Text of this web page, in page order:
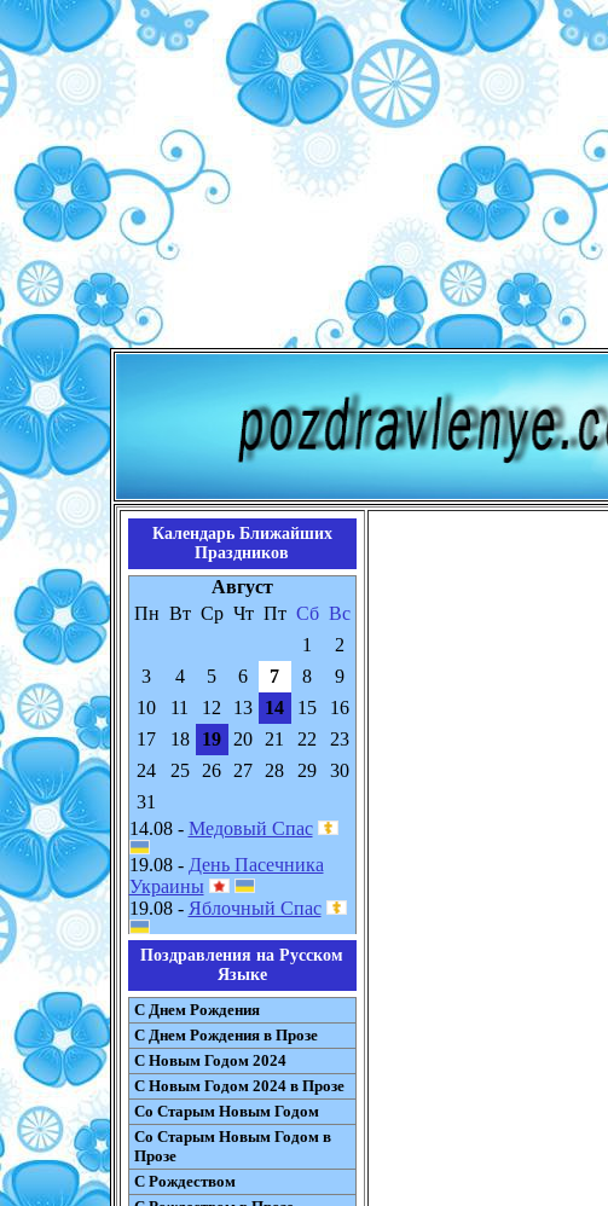
Календарь Ближайших
Праздников
Август
Пн Вт Ср Чт Пт Сб Вс
1
2
3
4 5 6 7 8
9
10
11 12 13 14 15
16
17
18 19 20 21 22
23
24
25 26 27 28 29
30
31
14.08 - Медовый Спас
19.08 - День Пасечника
Украины
19.08 - Яблочный Спас
Поздравления на Русском
Языке
С Днем Рождения
С Днем Рождения в Прозе
С Новым Годом 2024
С Новым Годом 2024 в Прозе
Со Старым Новым Годом
Со Старым Новым Годом в
Прозе
С Рождеством